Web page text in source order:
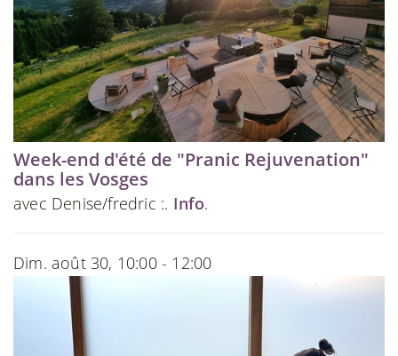
Week-end d'été de "Pranic Rejuvenation"
dans les Vosges
avec Denise/fredric :. Info.
Dim. août 30, 10:00 - 12:00